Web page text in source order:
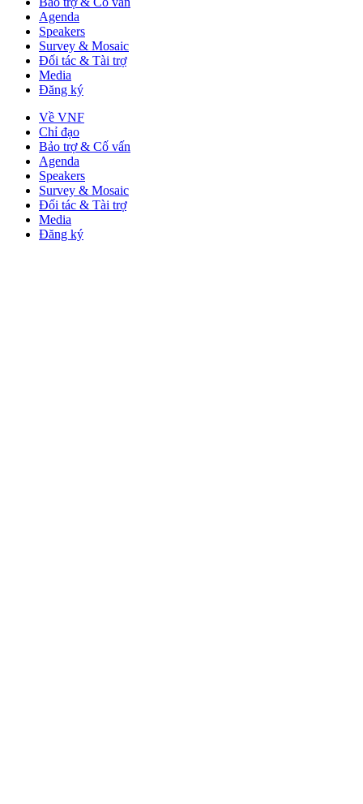
Agenda
Speakers
Survey & Mosaic
Đối tác & Tài trợ
Media
Đăng ký
Về VNF
Chỉ đạo
Bảo trợ & Cố vấn
Agenda
Speakers
Survey & Mosaic
Đối tác & Tài trợ
Media
Đăng ký